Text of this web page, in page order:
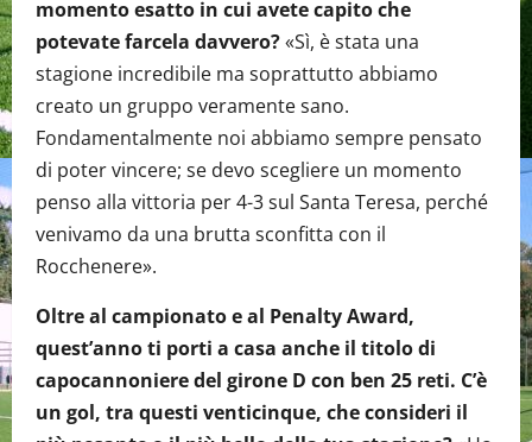
momento esatto in cui avete capito che
potevate farcela davvero?«Sì, è stata una
stagione incredibile ma soprattutto abbiamo
creato un gruppo veramente sano.
Fondamentalmente noi abbiamo sempre pensato
di poter vincere; se devo scegliere un momento
penso alla vittoria per 4-3 sul Santa Teresa, perché
venivamo da una brutta sconfitta con il
Rocchenere».
Oltre al campionato e al Penalty Award,
quest’anno ti porti a casa anche il titolo di
capocannoniere del girone D con ben 25 reti. C’è
un gol, tra questi venticinque, che consideri il